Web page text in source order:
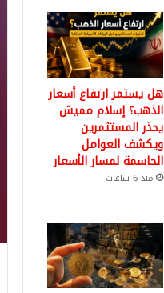
هل يستمر ارتفاع أسعار
الذهب؟ إسلام مميش
يحذر المستثمرين
ويكشف العوامل
الحاسمة لمسار الأسعار
منذ 6 ساعات